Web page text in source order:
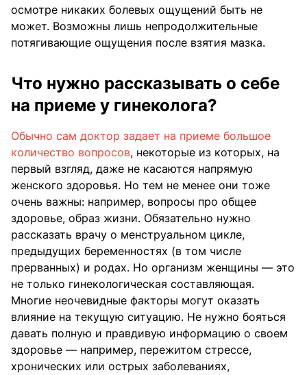
осмотре никаких болевых ощущений быть не
может. Возможны лишь непродолжительные
потягивающие ощущения после взятия мазка.
Что нужно рассказывать о себе
на приеме у гинеколога?
Обычно сам доктор задает на приеме большое
количество вопросов, некоторые из которых, на
первый взгляд, даже не касаются напрямую
женского здоровья. Но тем не менее они тоже
очень важны: например, вопросы про общее
здоровье, образ жизни. Обязательно нужно
рассказать врачу о менструальном цикле,
предыдущих беременностях (в том числе
прерванных) и родах. Но организм женщины — это
не только гинекологическая составляющая.
Многие неочевидные факторы могут оказать
влияние на текущую ситуацию. Не нужно бояться
давать полную и правдивую информацию о своем
здоровье — например, пережитом стрессе,
хронических или острых заболеваниях,